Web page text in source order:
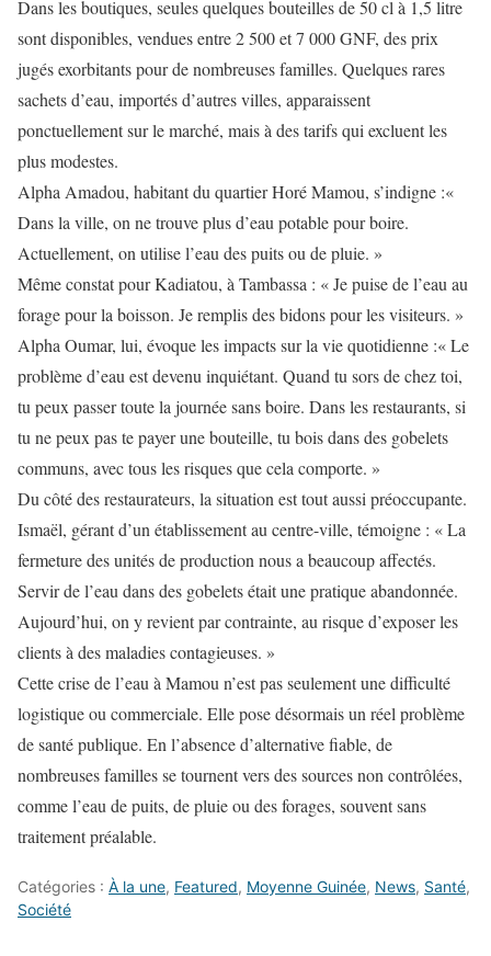
Dans les boutiques, seules quelques bouteilles de 50 cl à 1,5 litre
sont disponibles, vendues entre 2 500 et 7 000 GNF, des prix
jugés exorbitants pour de nombreuses familles. Quelques rares
sachets d’eau, importés d’autres villes, apparaissent
ponctuellement sur le marché, mais à des tarifs qui excluent les
plus modestes.
Alpha Amadou, habitant du quartier Horé Mamou, s’indigne :«
Dans la ville, on ne trouve plus d’eau potable pour boire.
Actuellement, on utilise l’eau des puits ou de pluie. »
Même constat pour Kadiatou, à Tambassa : « Je puise de l’eau au
forage pour la boisson. Je remplis des bidons pour les visiteurs. »
Alpha Oumar, lui, évoque les impacts sur la vie quotidienne :« Le
problème d’eau est devenu inquiétant. Quand tu sors de chez toi,
tu peux passer toute la journée sans boire. Dans les restaurants, si
tu ne peux pas te payer une bouteille, tu bois dans des gobelets
communs, avec tous les risques que cela comporte. »
Du côté des restaurateurs, la situation est tout aussi préoccupante.
Ismaël, gérant d’un établissement au centre-ville, témoigne : « La
fermeture des unités de production nous a beaucoup affectés.
Servir de l’eau dans des gobelets était une pratique abandonnée.
Aujourd’hui, on y revient par contrainte, au risque d’exposer les
clients à des maladies contagieuses. »
Cette crise de l’eau à Mamou n’est pas seulement une difficulté
logistique ou commerciale. Elle pose désormais un réel problème
de santé publique. En l’absence d’alternative fiable, de
nombreuses familles se tournent vers des sources non contrôlées,
comme l’eau de puits, de pluie ou des forages, souvent sans
traitement préalable.
Catégories : À la une, Featured, Moyenne Guinée, News, Santé,
Société